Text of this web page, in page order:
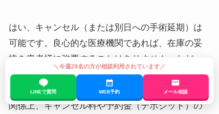
はい、キャンセル（または別日への手術延期）は
可能です。良心的な医療機関であれば、在庫の妥
協を患者様に強要することはありません。ただ
し、クリニックや予約したプランによっては、当
日手術のために手術室やスタッフを確保している
関係上、キャンセル料や予約金（デポジット）の
＼今週29名の方が相談利用されています／
LINEで質問 WEB予約 メール相談